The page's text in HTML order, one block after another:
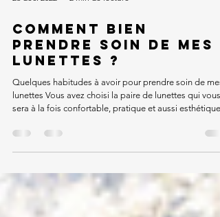
26 déc. 2022 2 min de lecture
Comment bien
prendre soin de mes
lunettes ?
Quelques habitudes à avoir pour prendre soin de mes
Savez vous qu’il existe quelques gestes à adopter
votre quotidien pour préserver la qualité de vos verres
prolonger ainsi la durée de vie de vos lunettes ? Nous
allons vous partager quelques réflexes simple pour un